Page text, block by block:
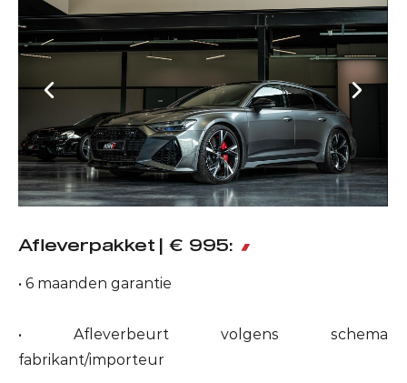
Afleverpakket | € 995:
• 6 maanden garantie
• Afleverbeurt volgens schema
fabrikant/importeur